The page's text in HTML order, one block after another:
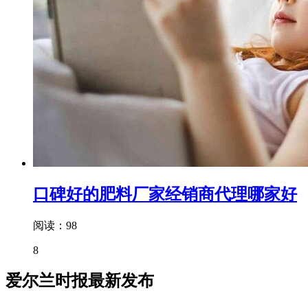
口碑好的肥料厂家经销商代理哪家好
阅读：98
8
爱尔兰时报最新发布